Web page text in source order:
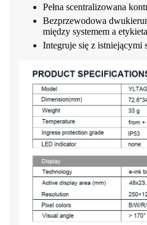
Pełna scentralizowana
Bezprzewodowa
między systemem a
Integruje się z istniejącymi